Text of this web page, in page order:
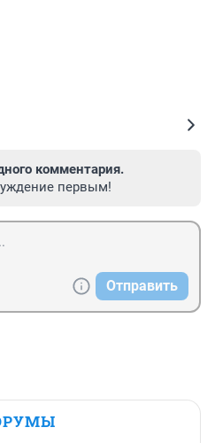
комментария.
первым!
Отправить